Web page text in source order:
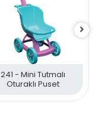
241 - Mini Tutmalı
Oturaklı Puset